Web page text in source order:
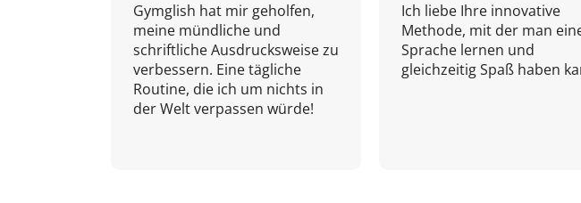
Gymglish hat mir geholfen,
meine mündliche und
schriftliche Ausdrucksweise zu
verbessern. Eine tägliche
Routine, die ich um nichts in
der Welt verpassen würde!
Ich liebe Ihre innovative
Methode, mit der man
Sprache lernen und
gleichzeitig Spaß haben